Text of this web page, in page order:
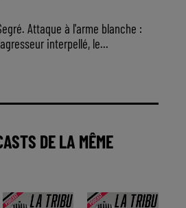
Attaque à l'arme blanche :
interpellé, le...
DE LA MÊME